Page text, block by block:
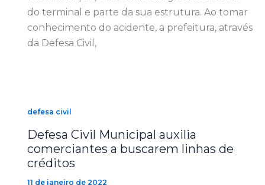
do terminal e parte da sua estrutura. Ao tomar
conhecimento do acidente, a prefeitura, através
da Defesa Civil,
defesa civil
Defesa Civil Municipal auxilia
comerciantes a buscarem linhas de
créditos
11 de janeiro de 2022